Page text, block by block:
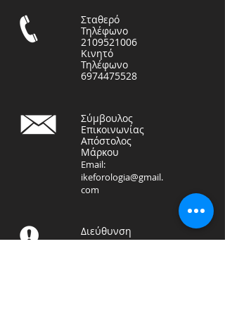
Σταθερό
Τηλέφωνο
2109521006
Κινητό
Τηλέφωνο
6974475528
Σύμβουλος
Επικοινωνίας
Απόστολος
Μάρκου
Email:
ikeforologia@gmail.
com
Διεύθυνση
ΦΟΡΟΤΕΧΝΙΚΗ ΛΟΓΙΣΤΙΚΗ